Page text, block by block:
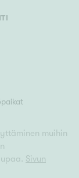
muihin
Sivun